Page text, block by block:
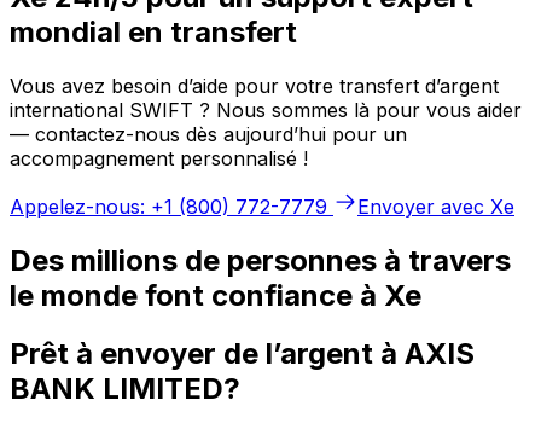
mondial en transfert
Vous avez besoin d’aide pour votre transfert d’argent
international SWIFT ? Nous sommes là pour vous aider
— contactez-nous dès aujourd’hui pour un
accompagnement personnalisé !
Appelez-nous: +1 (800) 772-7779
Envoyer avec Xe
Des millions de personnes à travers
le monde font confiance à Xe
Prêt à envoyer de l’argent à AXIS
BANK LIMITED?